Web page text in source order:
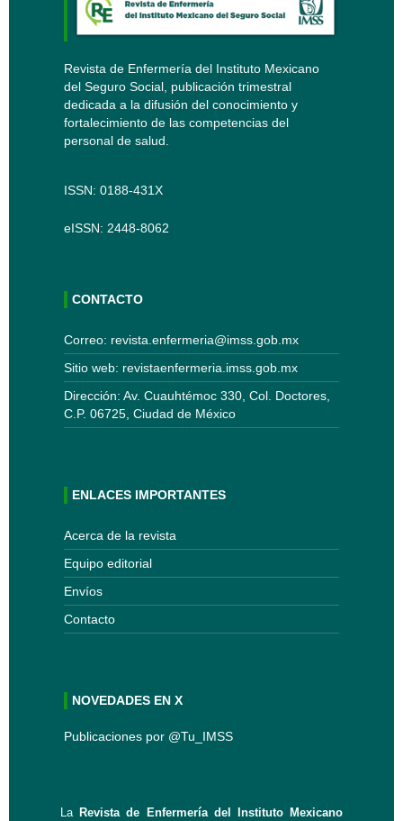
Revista de Enfermería del Instituto Mexicano
del Seguro Social, publicación trimestral
dedicada a la difusión del conocimiento y
fortalecimiento de las competencias del
personal de salud.
ISSN: 0188-431X
eISSN: 2448-8062
CONTACTO
Correo: revista.enfermeria@imss.gob.mx
Sitio web: revistaenfermeria.imss.gob.mx
Dirección: Av. Cuauhtémoc 330, Col. Doctores,
C.P. 06725, Ciudad de México
ENLACES IMPORTANTES
Acerca de la revista
Equipo editorial
Envíos
Contacto
NOVEDADES EN X
Publicaciones por @Tu_IMSS
La Revista de Enfermería del Instituto Mexicano